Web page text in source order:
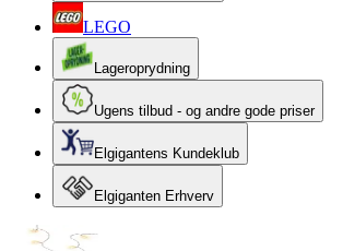
LEGO
Lageroprydning
Ugens tilbud - og andre gode priser
Elgigantens Kundeklub
Elgiganten Erhverv